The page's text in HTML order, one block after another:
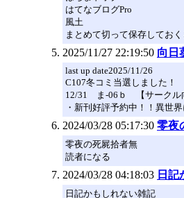
はてなブログPro
風土
まとめて切って保存しておく
2025/11/27 22:19:50 向日
last up date2025/11/26
C107冬コミ当選しました！
12/31 ま-06ｂ 【サークル
・新刊好評予約中！！異世
2024/03/28 05:17:30 零夜
零夜の死屍拾者無
読者になる
2024/03/28 04:18:03 日記
日記かもしれない雑記